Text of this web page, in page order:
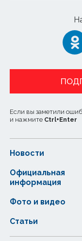
Если вы заметили
и нажмите Ctrl+Enter
Новости
Статьи
Официальная
информация
Фото и видео